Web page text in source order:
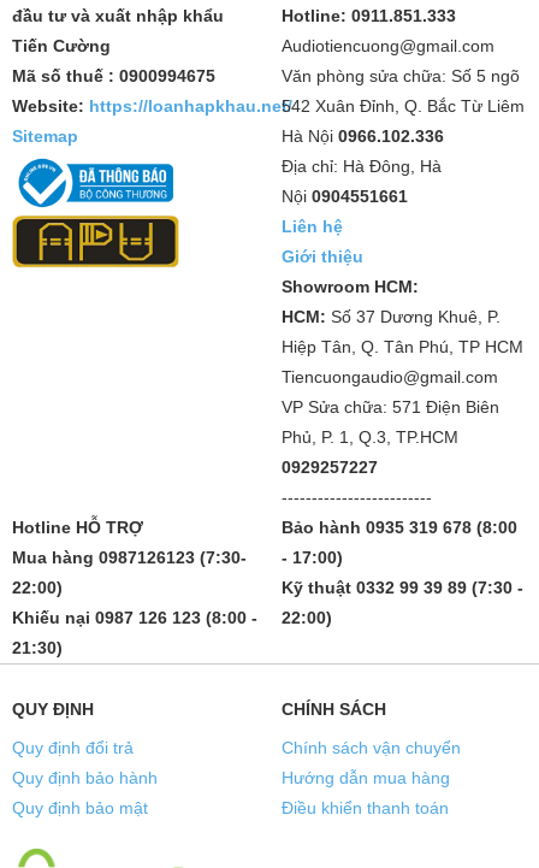
đầu tư và xuất nhập khẩu
Tiến Cường
Mã số thuế : 0900994675
Website: https://loanhapkhau.net/
Sitemap
Hotline: 0911.851.333
Audiotiencuong@gmail.com
Văn phòng sửa chữa: Số 5 ngõ
542 Xuân Đỉnh, Q. Bắc Từ Liêm
Hà Nội 0966.102.336
Địa chỉ: Hà Đông, Hà
Nội 0904551661
Liên hệ
Giới thiệu
Showroom HCM:
HCM: Số 37 Dương Khuê, P.
Hiệp Tân, Q. Tân Phú, TP HCM
Tiencuongaudio@gmail.com
VP Sửa chữa: 571 Điện Biên
Phủ, P. 1, Q.3, TP.HCM
0929257227
-------------------------
Hotline HỖ TRỢ
Mua hàng 0987126123 (7:30-
22:00)
Khiếu nại 0987 126 123 (8:00 -
21:30)
Bảo hành 0935 319 678 (8:00
- 17:00)
Kỹ thuật 0332 99 39 89 (7:30 -
22:00)
QUY ĐỊNH
Quy định đổi trả
Quy định bảo hành
Quy định bảo mật
CHÍNH SÁCH
Chính sách vận chuyển
Hướng dẫn mua hàng
Điều khiển thanh toán